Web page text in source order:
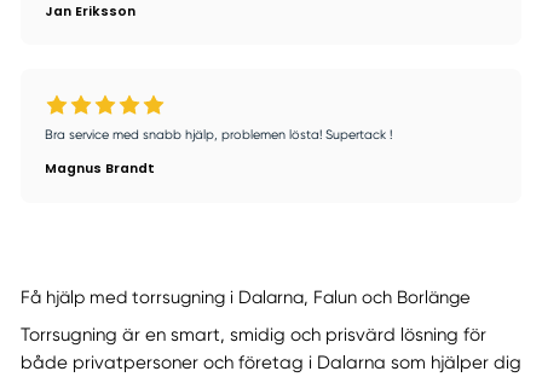
Jan Eriksson
Bra service med snabb hjälp, problemen lösta! Supertack !
Magnus Brandt
Få hjälp med torrsugning i Dalarna, Falun och Borlänge
Torrsugning är en smart, smidig och prisvärd lösning för
både privatpersoner och företag i Dalarna som hjälper dig